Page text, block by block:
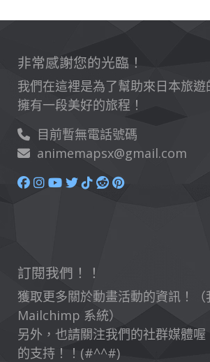
非常感謝您的光臨！
我們在這裡是為了幫助來日本旅
擁有一段美好的旅程！
目前暫無電話號碼
animemapsx@gmail.com
訂閱我們！！
獲取更多關於動畫活動的資訊！（
Mailchimp 系統）
另外，也請關注我們的社群媒體
的支持！！(#^^#)